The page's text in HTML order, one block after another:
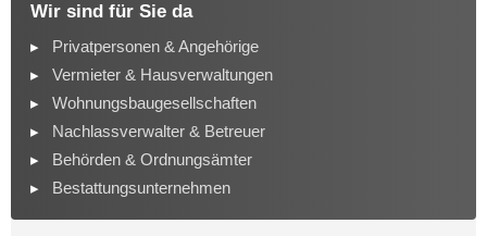
Wir sind für Sie da
Privatpersonen & Angehörige
Vermieter & Hausverwaltungen
Wohnungsbaugesellschaften
Nachlassverwalter & Betreuer
Behörden & Ordnungsämter
Bestattungsunternehmen